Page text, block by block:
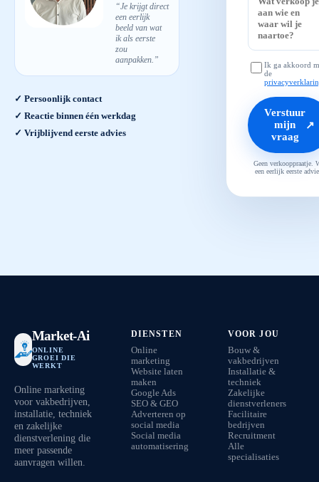
“Je krijgt direct
een eerlijk
beeld van wat
ik als eerste
zou
aanpakken.”
✓ Persoonlijk contact
✓ Reactie binnen één werkdag
✓ Vrijblijvend eerste advies
Ik ga akkoord
de
Verstuur
mijn
vraag
↗
Geen verkooppraatje.
een eerlijk eerste
Market-Ai
ONLINE
GROEI DIE
WERKT
Online marketing
voor vakbedrijven,
installatie, techniek
en zakelijke
dienstverlening die
meer passende
aanvragen willen.
DIENSTEN
Online
marketing
Website laten
maken
Google Ads
SEO & GEO
Adverteren op
social media
Social media
automatisering
VOOR JOU
Bouw &
vakbedrijven
Installatie &
techniek
Zakelijke
dienstverleners
Facilitaire
bedrijven
Recruitment
Alle
specialisaties